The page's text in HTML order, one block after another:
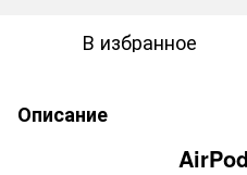
В избранное
Описание